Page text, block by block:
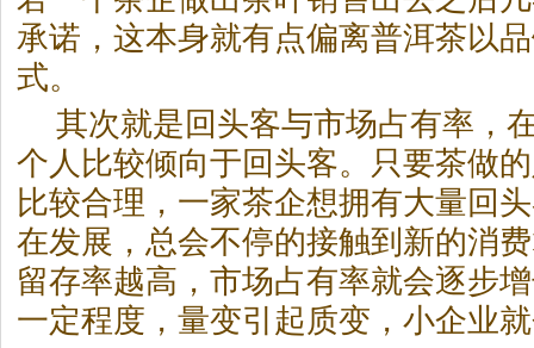
承诺，这本身就有点偏离普洱茶以
式。
其次就是回头客与市场占有率，
个人比较倾向于回头客。只要茶做
比较合理，一家茶企想拥有大量回
在发展，总会不停的接触到新的消
留存率越高，市场占有率就会逐步
一定程度，量变引起质变，小企业